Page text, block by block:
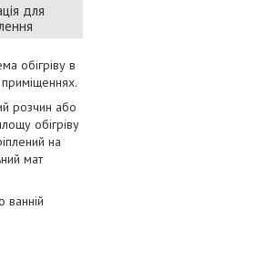
для
обігріву в
розчин або
обігріву
на
мат
ванній